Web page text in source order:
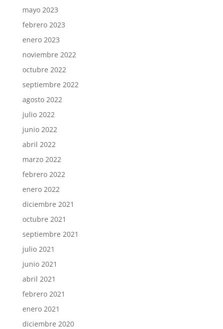
mayo 2023
febrero 2023
enero 2023
noviembre 2022
octubre 2022
septiembre 2022
agosto 2022
julio 2022
junio 2022
abril 2022
marzo 2022
febrero 2022
enero 2022
diciembre 2021
octubre 2021
septiembre 2021
julio 2021
junio 2021
abril 2021
febrero 2021
enero 2021
diciembre 2020